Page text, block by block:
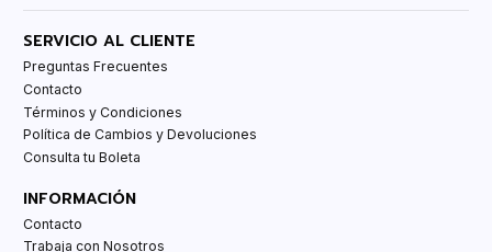
SERVICIO AL CLIENTE
Preguntas Frecuentes
Contacto
Términos y Condiciones
Política de Cambios y Devoluciones
Consulta tu Boleta
INFORMACIÓN
Contacto
Trabaja con Nosotros